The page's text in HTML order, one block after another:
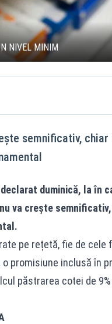
NIVEL MINIM
semnificativ,
duminică, la în
va crește
pe rețetă, fie de cele
promisiune inclusă în
păstrarea cotei de